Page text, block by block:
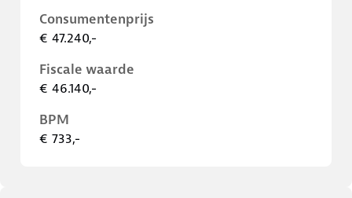
Consumentenprijs
€ 47.240,-
Fiscale waarde
€ 46.140,-
BPM
€ 733,-